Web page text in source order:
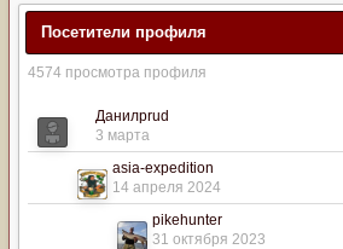
Посетители профиля
4574 просмотра профиля
Данилprud
3 марта
asia-expedition
14 апреля 2024
pikehunter
31 октября 2023